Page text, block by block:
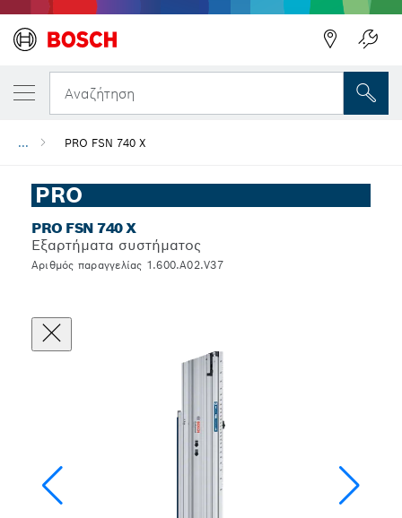
Αναζήτηση
... PRO FSN 740 X
PRO
PRO FSN 740 X
Εξαρτήματα συστήματος
Αριθμός παραγγελίας 1.600.A02.V37